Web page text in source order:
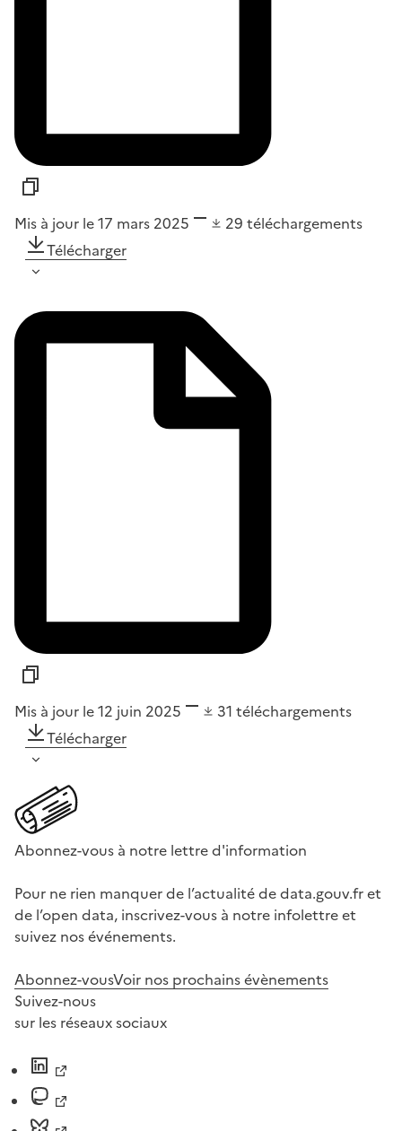
Mis à jour le 17 mars 2025 29 téléchargements
Télécharger
Mis à jour le 12 juin 2025 31 téléchargements
Télécharger
Abonnez-vous à notre lettre d'information
Pour ne rien manquer de l’actualité de data.gouv.fr et
de l’open data, inscrivez-vous à notre infolettre et
suivez nos événements.
Abonnez-vousVoir nos prochains évènements
Suivez-nous
sur les réseaux sociaux